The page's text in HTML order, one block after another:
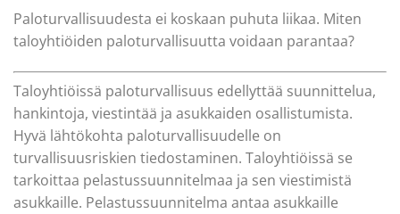
Paloturvallisuudesta ei koskaan puhuta liikaa. Miten
taloyhtiöiden paloturvallisuutta voidaan parantaa?
Taloyhtiöissä paloturvallisuus edellyttää suunnittelua,
hankintoja, viestintää ja asukkaiden osallistumista.
Hyvä lähtökohta paloturvallisuudelle on
turvallisuusriskien tiedostaminen. Taloyhtiöissä se
tarkoittaa pelastussuunnitelmaa ja sen viestimistä
asukkaille. Pelastussuunnitelma antaa asukkaille